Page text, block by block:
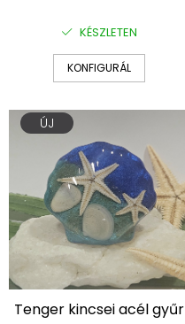
KÉSZLETEN
KONFIGURÁL
ÚJ
Tenger kincsei acél gyűr